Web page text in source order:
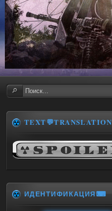
TEXT💬TRANSLATION
ИДЕНТИФИКАЦИЯ⌨